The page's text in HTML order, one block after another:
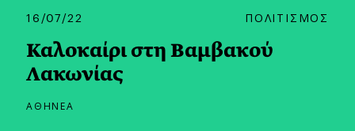
16/07/22 ΠΟΛΙΤΙΣΜΟΣ
Καλοκαίρι στη Βαμβακού
Λακωνίας
ΑΘΗΝΕΑ